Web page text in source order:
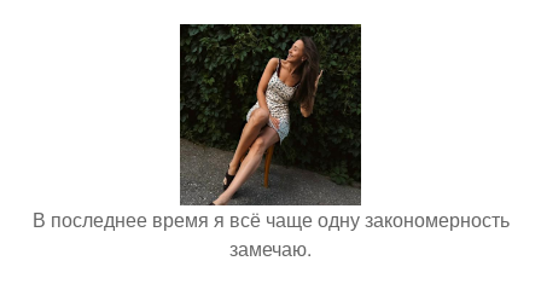
В последнее время я всё чаще одну закономерность
замечаю.